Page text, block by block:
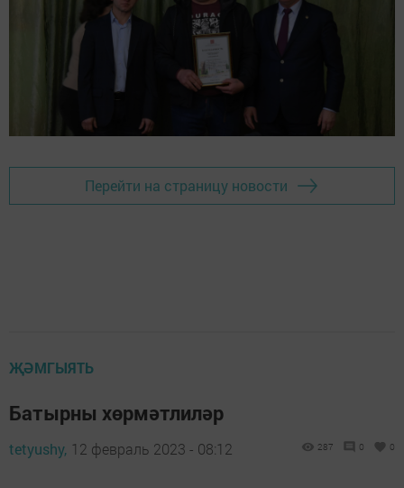
Перейти на страницу новости
ҖӘМГЫЯТЬ
Батырны хөрмәтлиләр
tetyushy, 12 февраль 2023 - 08:12 287 0 0